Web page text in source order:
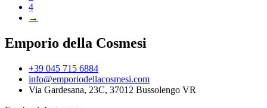
4
→
Emporio della Cosmesi
+39 045 715 6884
info@emporiodellacosmesi.com
Via Gardesana, 23C, 37012 Bussolengo VR